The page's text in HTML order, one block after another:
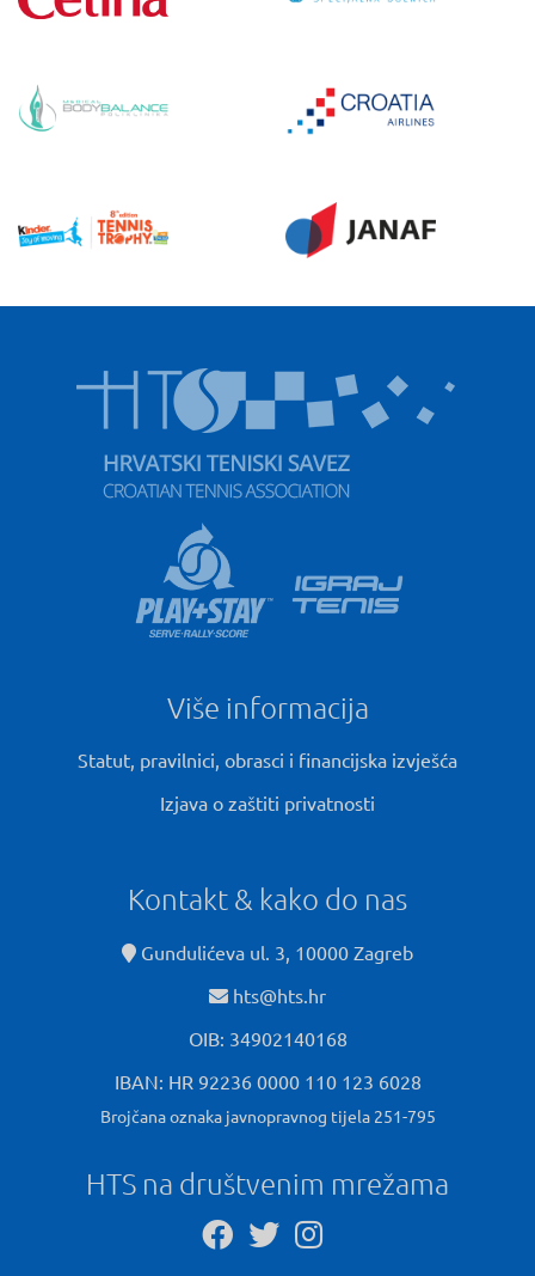
Više informacija
Statut, pravilnici, obrasci i financijska izvješća
Izjava o zaštiti privatnosti
Kontakt & kako do nas
Gundulićeva ul. 3, 10000 Zagreb
hts@hts.hr
OIB: 34902140168
IBAN: HR 92236 0000 110 123 6028
Brojčana oznaka javnopravnog tijela 251-795
HTS na društvenim mrežama